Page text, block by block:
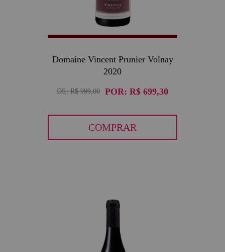
Domaine Vincent Prunier Volnay
2020
DE:R$ 999,00 POR: R$ 699,30
COMPRAR